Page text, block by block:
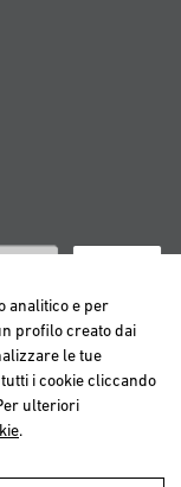
analitico e per
profilo creato dai
le tue
i cookie cliccando
ulteriori
.